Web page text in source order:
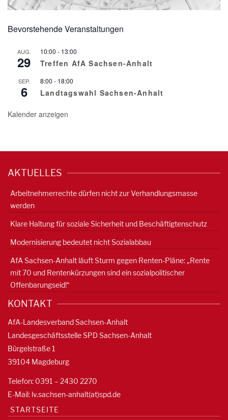
Bevorstehende Veranstaltungen
AUG.
29
10:00 - 13:00
Treffen AfA Sachsen-Anhalt
SEP.
6
8:00 - 18:00
Landtagswahl Sachsen-Anhalt
Kalender anzeigen
AKTUELLES
Arbeitnehmerrechte dürfen nicht zur Verhandlungsmasse
werden
Klare Haltung für soziale Sicherheit und Beschäftigtenschutz
Modernisierung bedeutet nicht Sozialabbau
AfA Sachsen-Anhalt läuft Sturm gegen Renten-Pläne: „Rente
mit 70 und Rentenkürzungen sind ein sozialpolitischer
Offenbarungseid!“
KONTAKT
AfA-Landesverband Sachsen-Anhalt
Landesgeschäftsstelle SPD Sachsen-Anhalt
Bürgelstraße 1
39104 Magdeburg
Telefon: 0391 – 2430 2270
E-Mail: lv.sachsen-anhalt(at)spd.de
STARTSEITE